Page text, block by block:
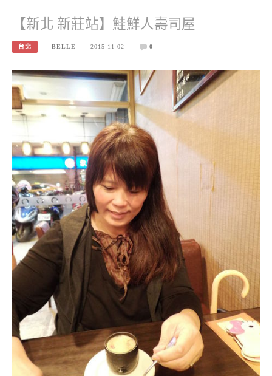
【新北 新莊站】鮭鮮人壽司屋
台北 BELLE 2015-11-02 0